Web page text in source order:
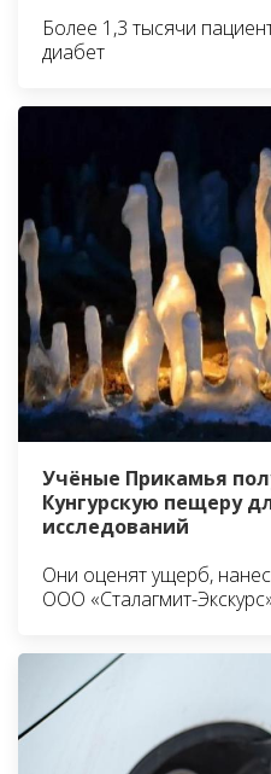
Более 1,3 тысячи
диабет
Учёные Прикамья
Кунгурскую пещеру
исследований
Они оценят ущерб,
ООО «Сталагмит-